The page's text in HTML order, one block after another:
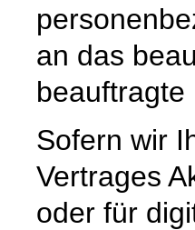
an das
Sofern wir
Vertrages
oder für